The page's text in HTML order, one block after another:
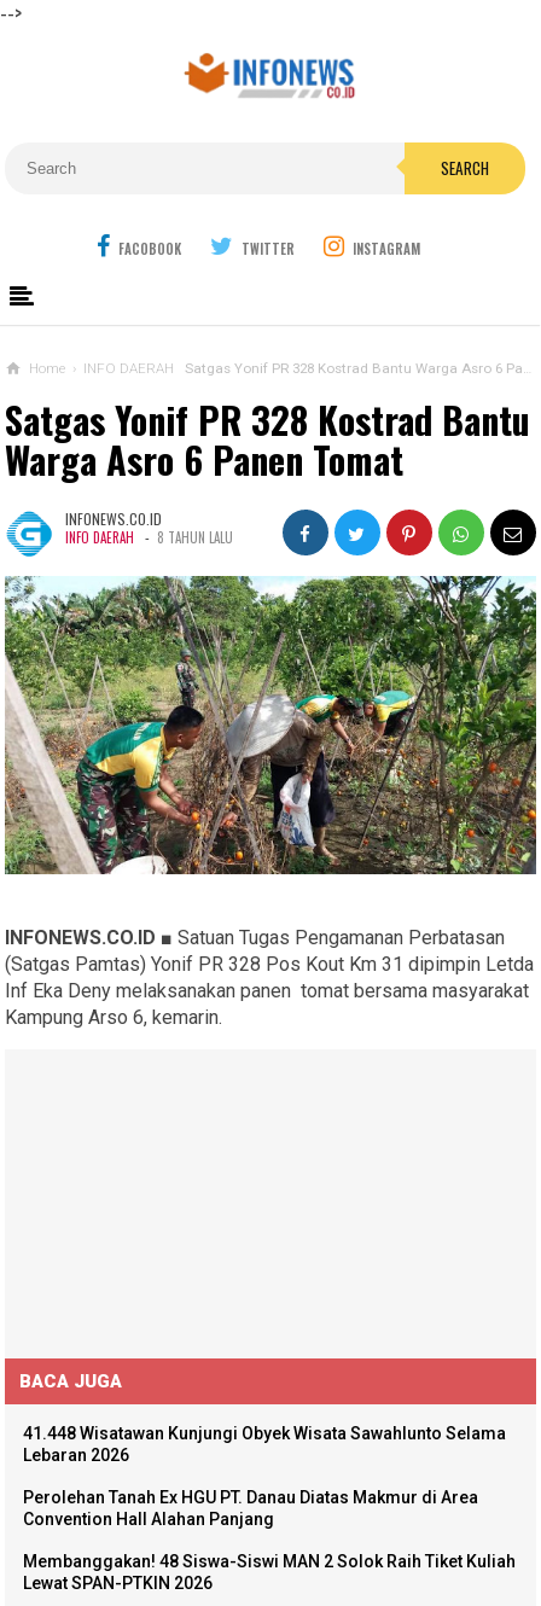
-->
SEARCH
FACOBOOK TWITTER INSTAGRAM
Home › INFO DAERAH Satgas Yonif PR 328 Kostrad Bantu Warga Asro 6 Panen Tomat
Satgas Yonif PR 328 Kostrad Bantu
Warga Asro 6 Panen Tomat
INFONEWS.CO.ID
INFO DAERAH - 8 TAHUN LALU
INFONEWS.CO.ID ■Satuan Tugas Pengamanan Perbatasan
(Satgas Pamtas) Yonif PR 328 Pos Kout Km 31 dipimpin Letda
Inf Eka Deny melaksanakan panen tomat bersama masyarakat
Kampung Arso 6, kemarin.
BACA JUGA
41.448 Wisatawan Kunjungi Obyek Wisata Sawahlunto Selama
Lebaran 2026
Perolehan Tanah Ex HGU PT. Danau Diatas Makmur di Area
Convention Hall Alahan Panjang
Membanggakan! 48 Siswa-Siswi MAN 2 Solok Raih Tiket Kuliah
Lewat SPAN-PTKIN 2026